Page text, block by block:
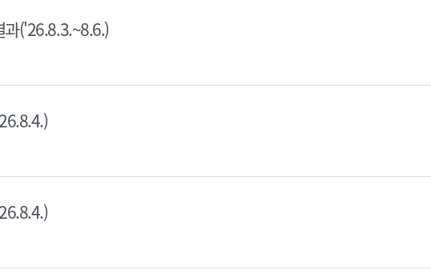
('26.8.3.~8.6.)